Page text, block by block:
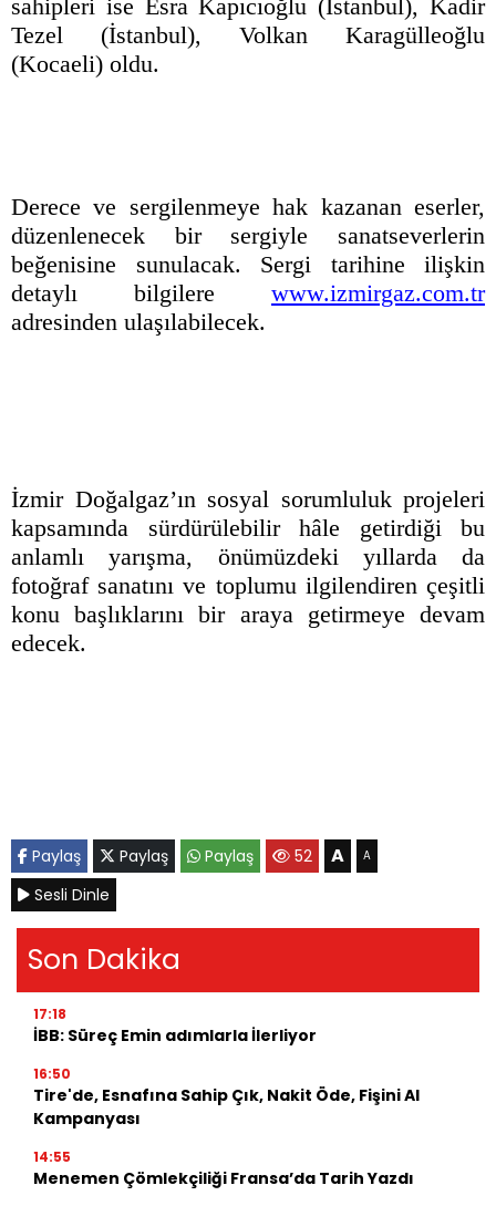
sahipleri ise Esra Kapıcıoğlu (İstanbul), Kadir
Tezel (İstanbul), Volkan Karagülleoğlu
(Kocaeli) oldu.
Derece ve sergilenmeye hak kazanan eserler,
düzenlenecek bir sergiyle sanatseverlerin
beğenisine sunulacak. Sergi tarihine ilişkin
detaylı bilgilere www.izmirgaz.com.tr
adresinden ulaşılabilecek.
İzmir Doğalgaz’ın sosyal sorumluluk projeleri
kapsamında sürdürülebilir hâle getirdiği bu
anlamlı yarışma, önümüzdeki yıllarda da
fotoğraf sanatını ve toplumu ilgilendiren çeşitli
konu başlıklarını bir araya getirmeye devam
edecek.
Paylaş Paylaş Paylaş 52 A A
Sesli Dinle
Son Dakika
17:18
İBB: Süreç Emin adımlarla İlerliyor
16:50
Tire'de, Esnafına Sahip Çık, Nakit Öde, Fişini Al
Kampanyası
14:55
Menemen Çömlekçiliği Fransa’da Tarih Yazdı